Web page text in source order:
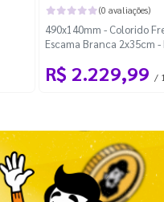
(0 avaliações)
490x140mm - Colorido
Escama Branca 2x35cm
R$ 2.229,99 /